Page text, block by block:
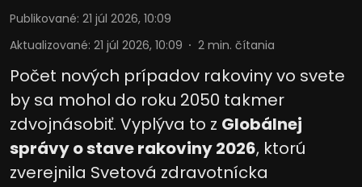
Publikované: 21 júl 2026, 10:09
Aktualizované: 21 júl 2026, 10:09 2 min. čítania
Počet nových prípadov rakoviny vo svete
by sa mohol do roku 2050 takmer
zdvojnásobiť. Vyplýva to z Globálnej
správy o stave rakoviny 2026, ktorú
zverejnila Svetová zdravotnícka